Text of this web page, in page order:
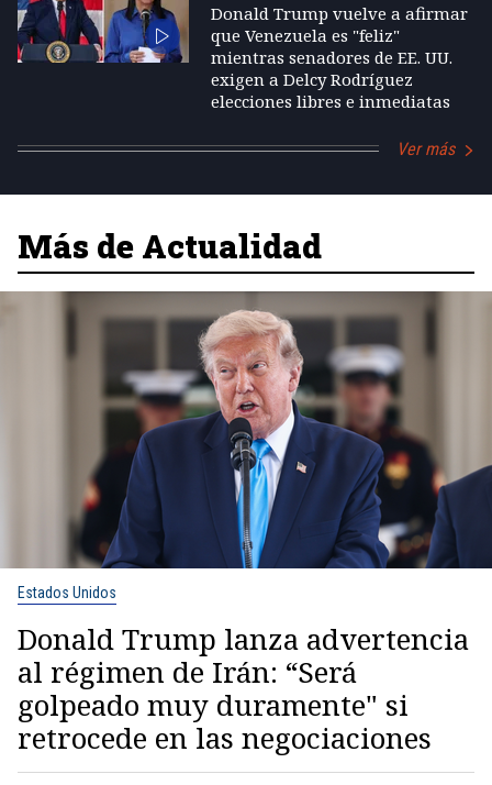
Donald Trump vuelve a afirmar
que Venezuela es "feliz"
mientras senadores de EE. UU.
exigen a Delcy Rodríguez
elecciones libres e inmediatas
Ver más
Más de Actualidad
Estados Unidos
Donald Trump lanza advertencia
al régimen de Irán: “Será
golpeado muy duramente" si
retrocede en las negociaciones